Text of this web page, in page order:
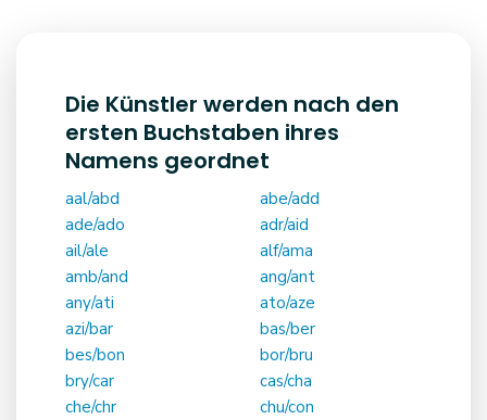
Die Künstler werden nach den
ersten Buchstaben ihres
Namens geordnet
aal/abd
abe/add
ade/ado
adr/aid
ail/ale
alf/ama
amb/and
ang/ant
any/ati
ato/aze
azi/bar
bas/ber
bes/bon
bor/bru
bry/car
cas/cha
che/chr
chu/con